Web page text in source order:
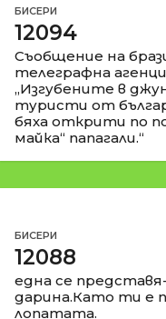
БИСЕРИ
12094
Съобщение на
телеграфна
„Изгубените в
туристи от
бяха открити по
майка“ папагали.“
БИСЕРИ
12088
една се
дарина.Като ти е
лопатата.